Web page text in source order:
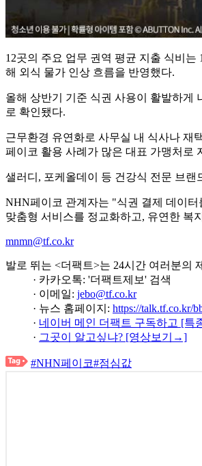
12곳의 주요 업무 권역 평균 지출 식비는
해 외식 물가 인상 흐름을 반영했다.
올해 상반기 기준 식권 사용이 활발하게
로 확인됐다.
근무환경 유연화로 사무실 내 식사나 재
페이코 활용 사례가 많은 대표 가맹처로
샐러디, 포케올데이 등 건강식 전문 브
NHN페이코 관계자는 "식권 결제 데이
맞춤형 서비스를 정교화하고, 유연한 복
mnmn@tf.co.kr
발로 뛰는 <더팩트>는 24시간 여러분의
· 카카오톡: '더팩트제보' 검색
· 이메일: jebo@tf.co.kr
· 뉴스 홈페이지: https://talk.tf.co.kr/
· 네이버 메인 더팩트 구독하고 [
· 그곳이 알고싶냐? [영상보기→]
#NHN페이코#점심값